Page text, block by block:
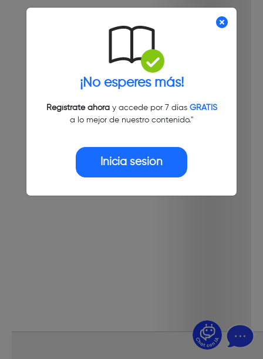
¡No esperes más!
Regístrate ahoray accede por 7 días GRATIS
a lo mejor de nuestro contenido."
Inicia sesión